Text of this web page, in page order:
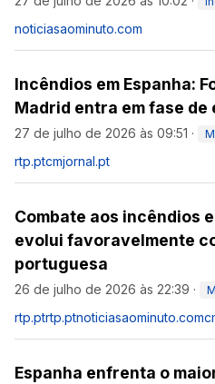
noticiasaominuto.com
Incêndios em Espanha:
Madrid entra em fase
27 de julho de 2026 às 09:51 ·
rtp.ptcmjornal.pt
Combate aos incêndios
evolui favoravelmente
portuguesa
26 de julho de 2026 às 22:39 ·
rtp.ptrtp.ptnoticiasaominuto.com
Espanha enfrenta o